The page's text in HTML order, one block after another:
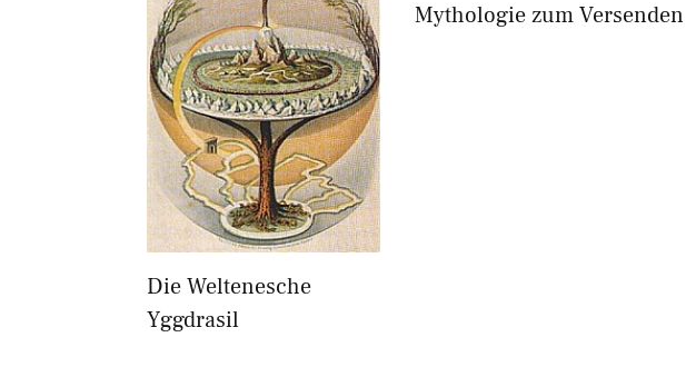
Die Weltenesche
Yggdrasil
Mythologie zum Versenden